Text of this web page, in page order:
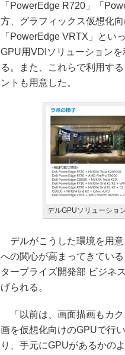
「PowerEdge R720」「
方、グラフィックス仮想化
「PowerEdge VRTX」とい
GPU用VDIソリューション
る。また、これらで利用す
ントも用意した。
デルGPUソリューショ
デルがこうした環境を用
への関心が高まってきてい
タープライズ開発部 ビジネ
げられる。
「以前は、画面描画もカク
画を仮想化向けのGPUで行
り、手元にGPUがあるかの